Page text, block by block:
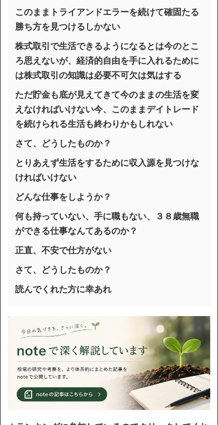
このままトライアンドエラーを続けて確固たる
勝ち方を見つけるしかない
株式取引で生活できるようになるとは今のとこ
ろ思えないが、経済的自由を手に入れるために
は株式取引の知識は必要不可欠は気はする
ただ貯金も底が見えてきて今のままの生活を変
えなければいけない今、このままデイトレード
を続けられる生活も終わりかもしれない
さて、どうしたものか？
とりあえず生活をするために収入源を見つけな
ければいけない
どんな仕事をしようか？
何も持っていない、手に職もない、３８歳無職
ができる仕事なんてあるのか？
正直、不安で仕方がない
さて、どうしたものか？
読んでくれた方に幸あれ